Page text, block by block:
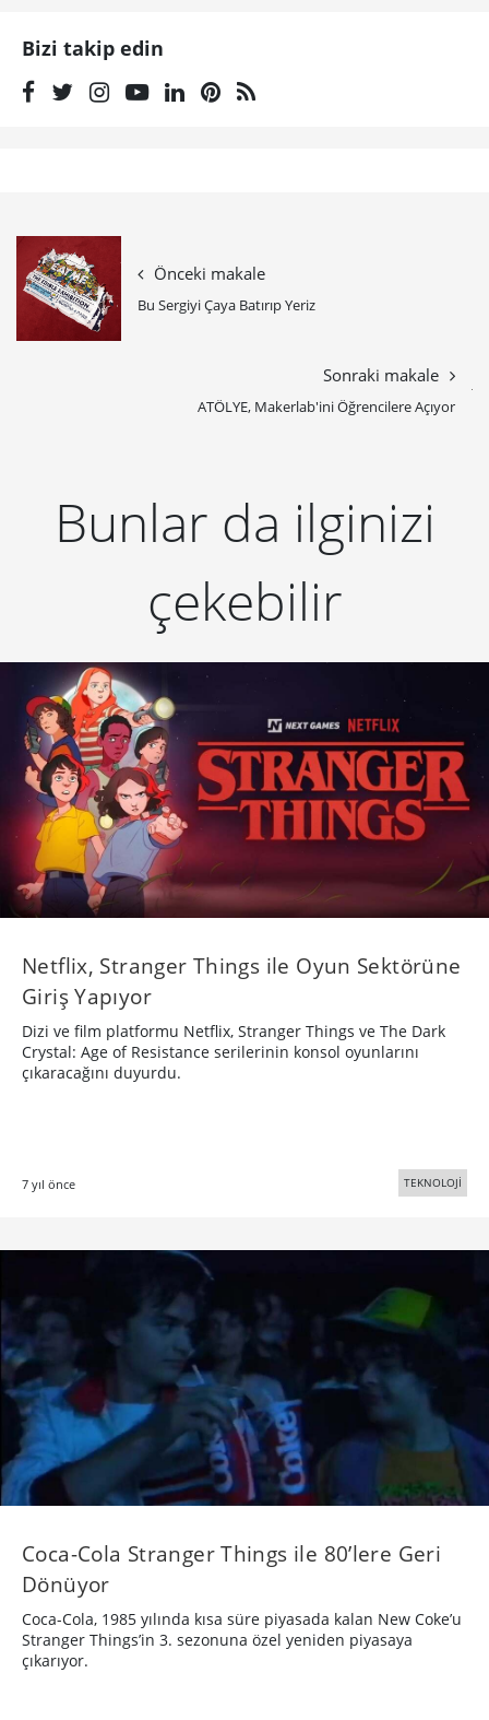
Bizi takip edin
Önceki makale
Bu Sergiyi Çaya Batırıp Yeriz
Sonraki makale
ATÖLYE, Makerlab'ini Öğrencilere Açıyor
Bunlar da ilginizi
çekebilir
Netflix, Stranger Things ile Oyun Sektörüne
Giriş Yapıyor
Dizi ve film platformu Netflix, Stranger Things ve The Dark
Crystal: Age of Resistance serilerinin konsol oyunlarını
çıkaracağını duyurdu.
7 yıl önce TEKNOLOJİ
Coca-Cola Stranger Things ile 80’lere Geri
Dönüyor
Coca-Cola, 1985 yılında kısa süre piyasada kalan New Coke’u
Stranger Things’in 3. sezonuna özel yeniden piyasaya
çıkarıyor.